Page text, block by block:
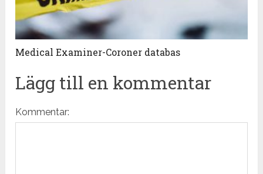
Medical Examiner-Coroner databas
Lägg till en kommentar
Kommentar: